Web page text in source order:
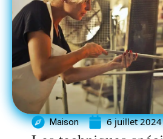
Maison 6 juillet 2024